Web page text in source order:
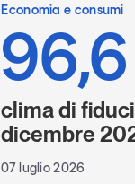
Economia e consumi
96,6
clima di
dicembre
07 luglio 2026